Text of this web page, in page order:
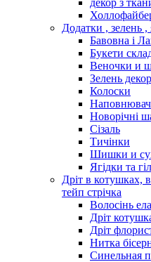
декор з
Додатки , зелень
Бавовна і
Букети
Веночки и
Зелень
Колоски
Наповнювач
Новорічні
Сізаль
Тичінки
Шишки и
Ягідки та
Дріт в котушках,
тейп стрічка
Волосінь
Дріт
Дріт
Нитка
Синельная